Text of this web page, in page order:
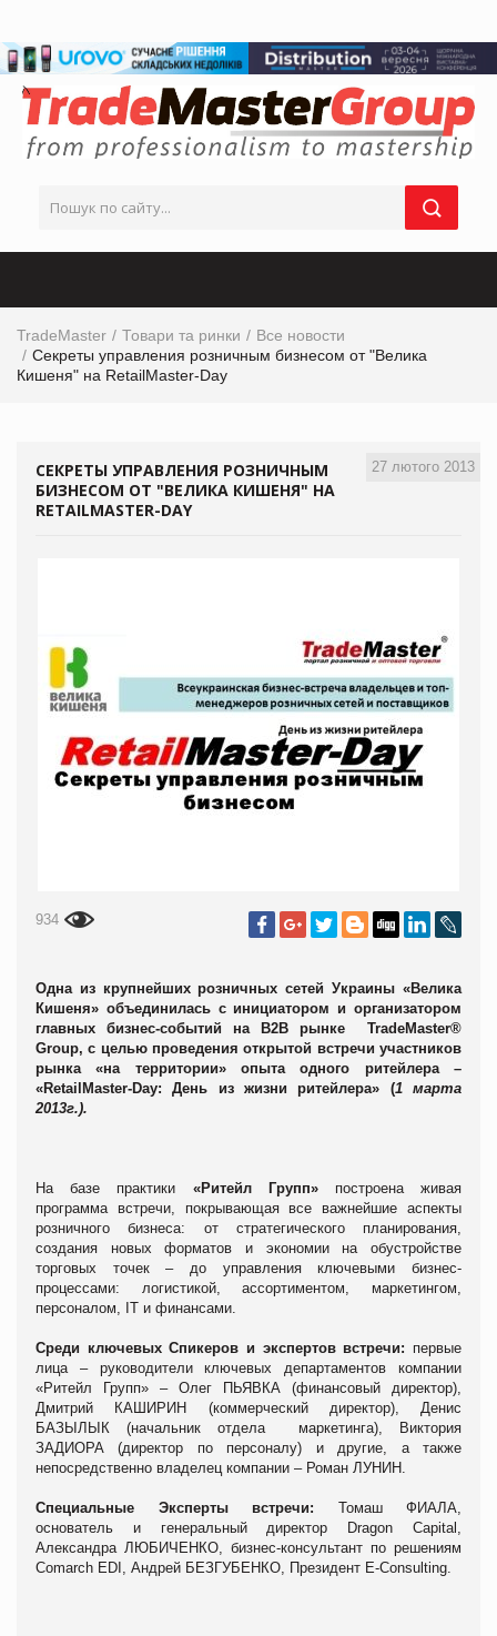
TradeMaster Товари та ринки
Все новости
Секреты управления розничным бизнесом от "Велика
Кишеня" на RetailMaster-Day
27 лютого 2013
СЕКРЕТЫ УПРАВЛЕНИЯ РОЗНИЧНЫМ
БИЗНЕСОМ ОТ "ВЕЛИКА КИШЕНЯ" НА
RETAILMASTER-DAY
934
Одна из крупнейших розничных сетей Украины «Велика
Кишеня» объединилась с инициатором и организатором
главных бизнес-событий на B2B
рынке TradeMaster®
Group, с целью проведения открытой встречи участников
рынка «на территории» опыта одного ритейлера –
«RetailMaster-Day: День из жизни ритейлера» (1 марта
2013г.).
На базе практики «Ритейл Групп» построена живая
программа встречи, покрывающая все важнейшие аспекты
розничного бизнеса: от стратегического планирования,
создания новых форматов и экономии на обустройстве
торговых точек – до управления ключевыми бизнес-
процессами: логистикой, ассортиментом, маркетингом,
персоналом, IT и финансами.
Среди ключевых Спикеров и экспертов встречи: первые
лица – руководители ключевых департаментов компании
«Ритейл Групп» – Олег ПЬЯВКА (финансовый директор),
Дмитрий КАШИРИН (коммерческий директор), Денис
БАЗЫЛЫК (начальник отдела маркетинга), Виктория
ЗАДИОРА (директор по персоналу) и другие, а также
непосредственно владелец компании – Роман ЛУНИН
Специальные Эксперты встречи: Томаш ФИАЛА
основатель и генеральный директор Dragon Capital,
Александра ЛЮБИЧЕНКО , бизнес-консультант по решениям
Comarch EDI, Андрей БЕЗГУБЕНКО, Президент E-Consulting